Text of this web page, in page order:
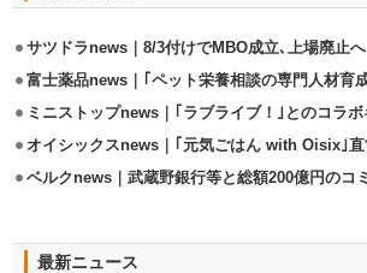
サツドラnews｜8/3付けでMBO成立､上場廃止へ
最新ニュース